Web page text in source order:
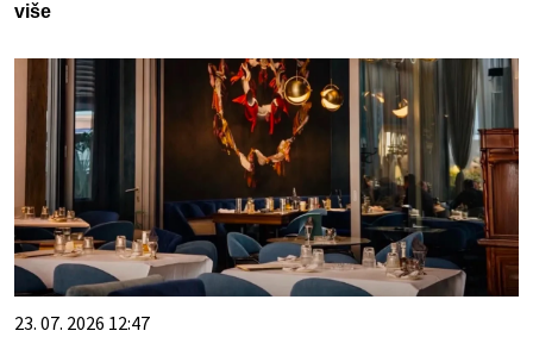
više
23. 07. 2026 12:47